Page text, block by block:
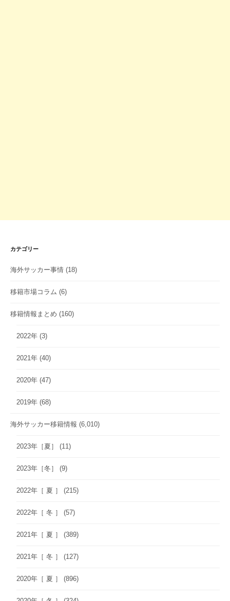
カテゴリー
海外サッカー事情 (18)
移籍市場コラム (6)
移籍情報まとめ (160)
2022年 (3)
2021年 (40)
2020年 (47)
2019年 (68)
海外サッカー移籍情報 (6,010)
2023年［夏］ (11)
2023年［冬］ (9)
2022年［ 夏 ］ (215)
2022年［ 冬 ］ (57)
2021年［ 夏 ］ (389)
2021年［ 冬 ］ (127)
2020年［ 夏 ］ (896)